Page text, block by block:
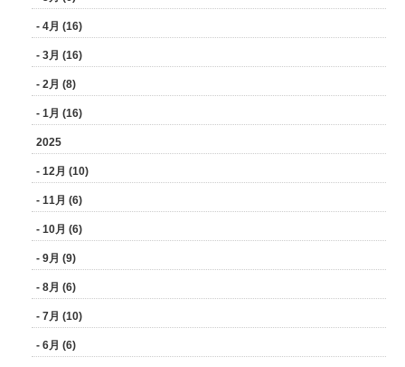
- 4月 (16)
- 3月 (16)
- 2月 (8)
- 1月 (16)
2025
- 12月 (10)
- 11月 (6)
- 10月 (6)
- 9月 (9)
- 8月 (6)
- 7月 (10)
- 6月 (6)